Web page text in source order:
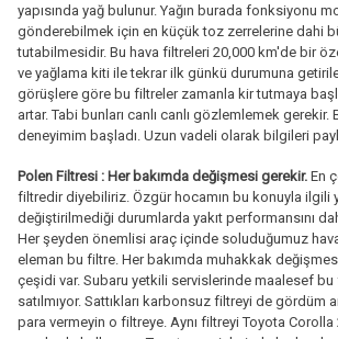
yapısında yağ bulunur. Yağın burada fonksiyonu
gönderebilmek için en küçük toz zerrelerine dahi
tutabilmesidir. Bu hava filtreleri 20,000 km'de bir
ve yağlama kiti ile tekrar ilk günkü durumuna
görüşlere göre bu filtreler zamanla kir tutmaya
artar. Tabi bunları canlı canlı gözlemlemek
deneyimim başladı. Uzun vadeli olarak bilgileri
Polen Filtresi : Her bakımda değişmesi gerekir. En
filtredir diyebiliriz. Özgür hocamın bu konuyla ilgili
değiştirilmediği durumlarda yakıt performansını
Her şeyden önemlisi araç içinde soluduğumuz
eleman bu filtre. Her bakımda muhakkak
çeşidi var. Subaru yetkili servislerinde maalesef
satılmıyor. Sattıkları karbonsuz filtreyi de gördüm
para vermeyin o filtreye. Aynı filtreyi Toyota Corolla